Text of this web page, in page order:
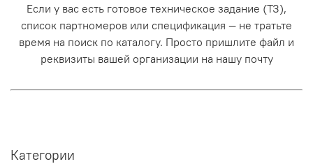
Если у вас есть готовое техническое задание (ТЗ),
список партномеров или спецификация — не тратьте
время на поиск по каталогу. Просто пришлите файл и
реквизиты вашей организации на нашу почту
Категории